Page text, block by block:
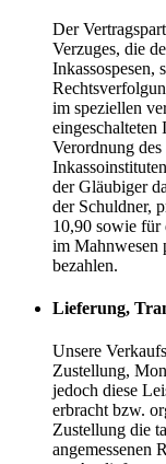
Der
Verzuges, die
Inkassospesen,
im speziellen
eingeschalteten
Verordnung
der Gläubiger
der Schuldner,
10,90 sowie für
im Mahnwesen
bezahlen.
Lieferung,
Unsere
Zustellung,
jedoch diese
erbracht bzw.
Zustellung die
angemessenen